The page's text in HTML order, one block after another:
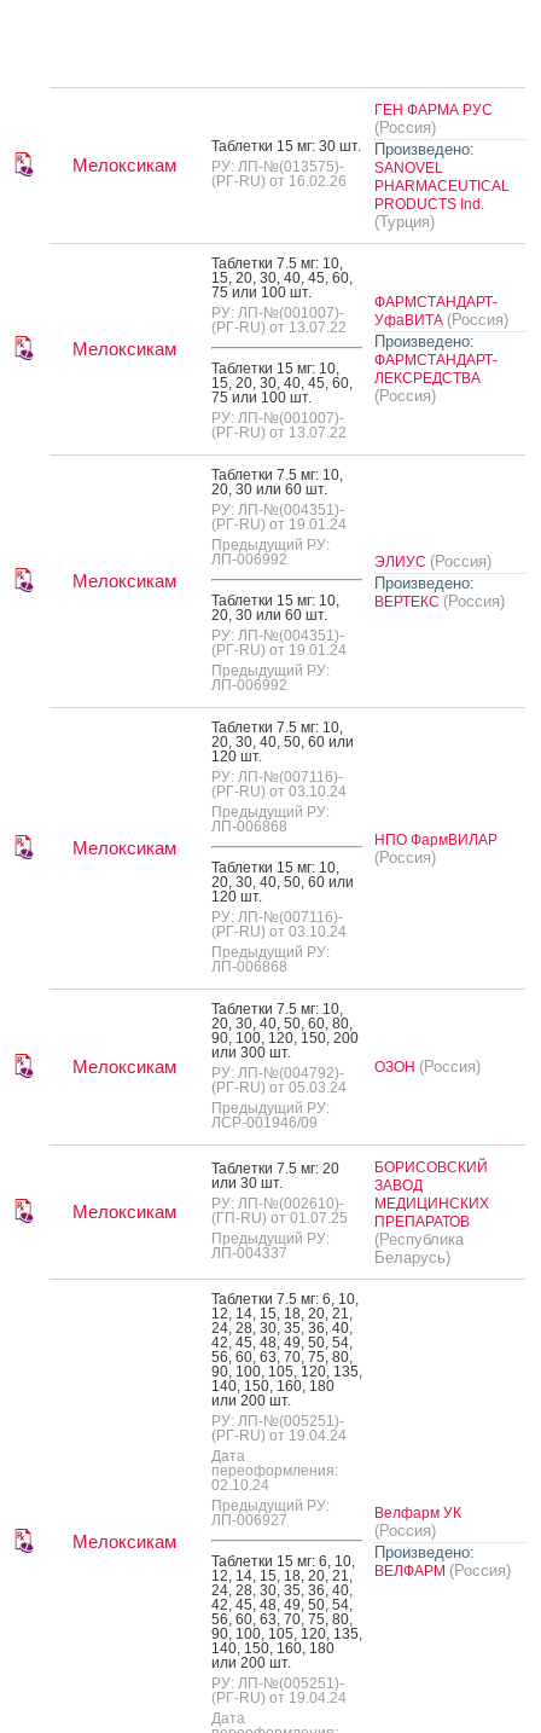
Мелоксикам
Таб­летки 15 мг: 30 шт.
РУ: ЛП-№(013575)-
(РГ-RU) от 16.02.26
ГЕН ФАРМА РУС
(Россия)
Произведено:
SANOVEL
PHARMACEUTICAL
PRODUCTS Ind.
(Турция)
Мелоксикам
Таб­летки 7.5 мг: 10,
15, 20, 30, 40, 45, 60,
75 или 100 шт.
РУ: ЛП-№(001007)-
(РГ-RU) от 13.07.22
Таб­летки 15 мг: 10,
15, 20, 30, 40, 45, 60,
75 или 100 шт.
РУ: ЛП-№(001007)-
(РГ-RU) от 13.07.22
ФАРМСТАНДАРТ-
УфаВИТА (Россия)
Произведено:
ФАРМСТАНДАРТ-
ЛЕКСРЕДСТВА
(Россия)
Мелоксикам
Таб­летки 7.5 мг: 10,
20, 30 или 60 шт.
РУ: ЛП-№(004351)-
(РГ-RU) от 19.01.24
Предыдущий РУ:
ЛП-006992
Таб­летки 15 мг: 10,
20, 30 или 60 шт.
РУ: ЛП-№(004351)-
(РГ-RU) от 19.01.24
Предыдущий РУ:
ЛП-006992
ЭЛИУС (Россия)
Произведено:
ВЕРТЕКС (Россия)
Мелоксикам
Таб­летки 7.5 мг: 10,
20, 30, 40, 50, 60 или
120 шт.
РУ: ЛП-№(007116)-
(РГ-RU) от 03.10.24
Предыдущий РУ:
ЛП-006868
Таб­летки 15 мг: 10,
20, 30, 40, 50, 60 или
120 шт.
РУ: ЛП-№(007116)-
(РГ-RU) от 03.10.24
Предыдущий РУ:
ЛП-006868
НПО ФармВИЛАР
(Россия)
Мелоксикам
Таб­летки 7.5 мг: 10,
20, 30, 40, 50, 60, 80,
90, 100, 120, 150, 200
или 300 шт.
РУ: ЛП-№(004792)-
(РГ-RU) от 05.03.24
Предыдущий РУ:
ЛСР-001946/09
ОЗОН (Россия)
Мелоксикам
Таб­летки 7.5 мг: 20
или 30 шт.
РУ: ЛП-№(002610)-
(ГП-RU) от 01.07.25
Предыдущий РУ:
ЛП-004337
БОРИСОВСКИЙ
ЗАВОД
МЕДИЦИНСКИХ
ПРЕПАРАТОВ
(Республика
Беларусь)
Мелоксикам
Таб­летки 7.5 мг: 6, 10,
12, 14, 15, 18, 20, 21,
24, 28, 30, 35, 36, 40,
42, 45, 48, 49, 50, 54,
56, 60, 63, 70, 75, 80,
90, 100, 105, 120, 135,
140, 150, 160, 180
или 200 шт.
РУ: ЛП-№(005251)-
(РГ-RU) от 19.04.24
Дата
переоформления:
02.10.24
Предыдущий РУ:
ЛП-006927
Таб­летки 15 мг: 6, 10,
12, 14, 15, 18, 20, 21,
24, 28, 30, 35, 36, 40,
42, 45, 48, 49, 50, 54,
56, 60, 63, 70, 75, 80,
90, 100, 105, 120, 135,
140, 150, 160, 180
или 200 шт.
РУ: ЛП-№(005251)-
(РГ-RU) от 19.04.24
Дата
Велфарм УК
(Россия)
Произведено:
ВЕЛФАРМ (Россия)